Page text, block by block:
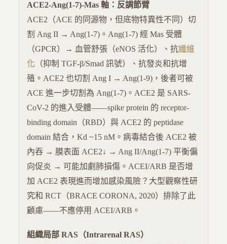
ACE2-Ang(1-7)-Mas 軸：反調節臂
ACE2（ACE 的同源物，但底物特異性不同）切
割 Ang II → Ang(1-7)。Ang(1-7) 經 Mas 受體
（GPCR）→ 血管舒張（eNOS 活化）、抗纖維
化 （抑制 TGF-β/Smad 訊號）、抗發炎和抗增
殖。ACE2 也切割 Ang I → Ang(1-9)，後者可被
ACE 進一步切割為 Ang(1-7)。ACE2 是 SARS-
CoV-2 的進入受體——spike protein 的 receptor-
binding domain（RBD）與 ACE2 的 peptidase
domain 結合，Kd ~15 nM。病毒結合後 ACE2 被
內吞 → 膜表面 ACE2↓ → Ang II/Ang(1-7) 平衡偏
向促炎 → 可能加劇肺損傷。ACEI/ARB 是否增
加 ACE2 表現進而增加感染風險？大型觀察性研
究和 RCT（BRACE CORONA, 2020）排除了此
顧慮——不應停用 ACEI/ARB。
組織局部 RAS（Intrarenal RAS）